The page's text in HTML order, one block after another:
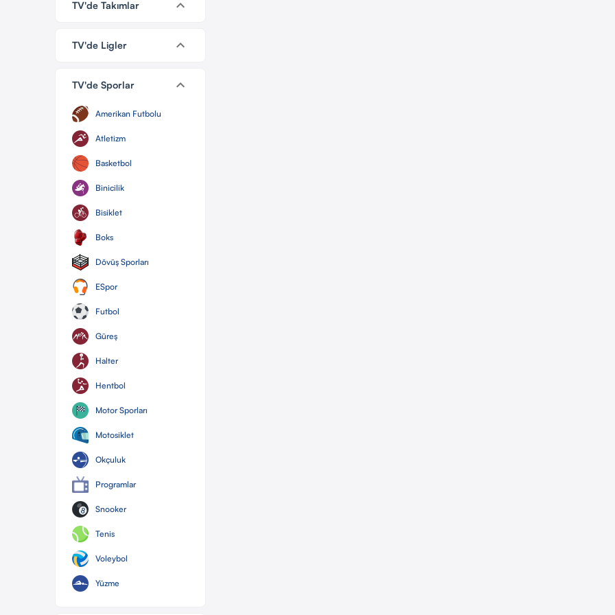
TV'de Takımlar keyboard_arrow_down
TV'de Ligler keyboard_arrow_down
TV'de Sporlar keyboard_arrow_down
Amerikan Futbolu
Atletizm
Basketbol
Binicilik
Bisiklet
Boks
Dövüş Sporları
ESpor
Futbol
Güreş
Halter
Hentbol
Motor Sporları
Motosiklet
Okçuluk
Programlar
Snooker
Tenis
Voleybol
Yüzme